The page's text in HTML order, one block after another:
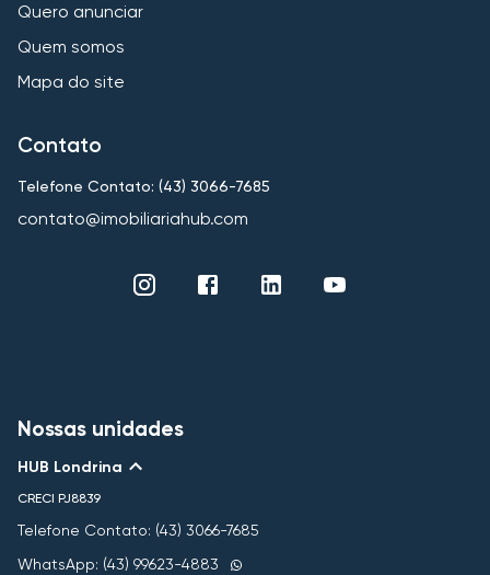
Quero anunciar
Quem somos
Mapa do site
Contato
Telefone Contato: (43) 3066-7685
contato@imobiliariahub.com
Nossas unidades
HUB Londrina
CRECI PJ8839
Telefone Contato: (43) 3066-7685
WhatsApp: (43) 99623-4883